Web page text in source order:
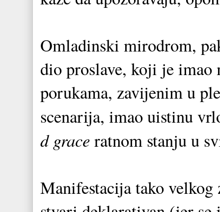
Omladinski mirodrom,
dio proslave, koji je
porukama, zavijenim u
scenarija, imao uistinu
d graceratnom stanju u
Manifestacija tako